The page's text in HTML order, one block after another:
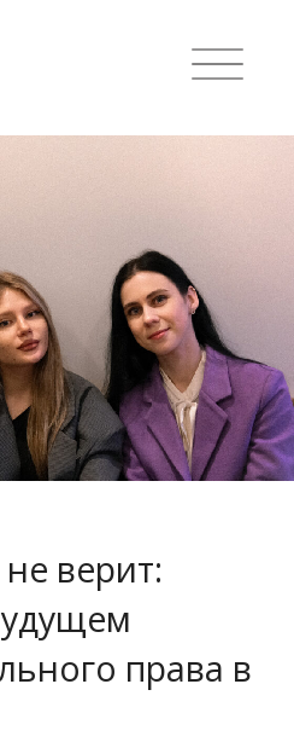
верит:
права в